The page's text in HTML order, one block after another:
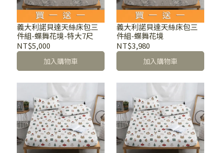
義大利諾貝達天絲床包三
件組-蝶舞花境-特大7尺
NT$5,000
加入購物車
義大利諾貝達天絲床包三
件組-蝶舞花境
NT$3,980
加入購物車